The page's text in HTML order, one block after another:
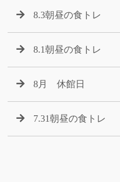
8.3朝昼の食トレ
8.1朝昼の食トレ
8月 休館日
7.31朝昼の食トレ